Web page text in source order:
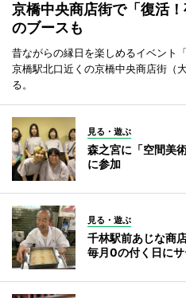
京橋中央商店街で「復活
のブースも
昔ながらの縁日を楽しめるイベント
京橋駅北口近くの京橋中央商店街（
る。
見る・遊ぶ
森之宮に「空間美
に参加
見る・遊ぶ
千林駅前あじな商
毎月0の付く日に